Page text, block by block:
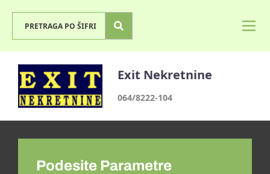
Exit Nekretnine
064/8222-104
Podesite Parametre